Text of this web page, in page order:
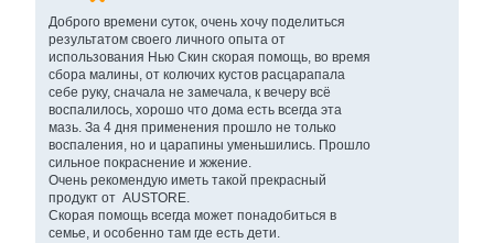
Доброго времени суток, очень хочу поделиться
результатом своего личного опыта от
использования Нью Скин скорая помощь, во время
сбора малины, от колючих кустов расцарапала
себе руку, сначала не замечала, к вечеру всё
воспалилось, хорошо что дома есть всегда эта
мазь. За 4 дня применения прошло не только
воспаления, но и царапины уменьшились. Прошло
сильное покраснение и жжение.
Очень рекомендую иметь такой прекрасный
продукт от AUSTORE.
Скорая помощь всегда может понадобиться в
семье, и особенно там где есть дети.